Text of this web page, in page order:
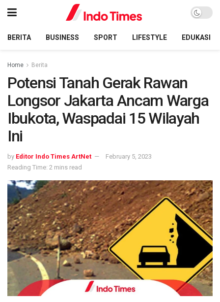
BERITA BUSINESS SPORT LIFESTYLE EDUKASI
Home Berita
Potensi Tanah Gerak Rawan
Longsor Jakarta Ancam Warga
Ibukota, Waspadai 15 Wilayah
Ini
by Editor Indo Times ArtNet
February 5, 2023
Reading Time: 2 mins read